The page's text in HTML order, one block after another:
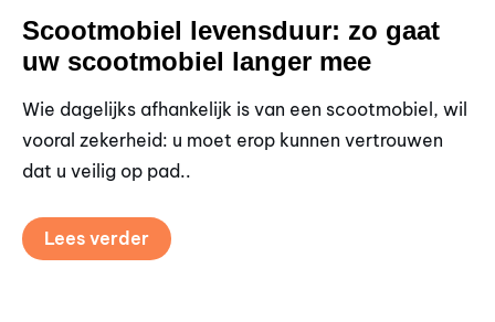
Scootmobiel levensduur: zo gaat
uw scootmobiel langer mee
Wie dagelijks afhankelijk is van een scootmobiel, wil
vooral zekerheid: u moet erop kunnen vertrouwen
dat u veilig op pad..
Lees verder